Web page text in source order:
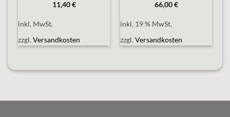
11,40€
inkl. MwSt.
zzgl.Versandkosten
66,00€
inkl. 19 % MwSt.
zzgl.Versandkosten